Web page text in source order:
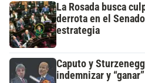
La Rosada busca
derrota en el
estrategia
Caputo y
indemnizar y